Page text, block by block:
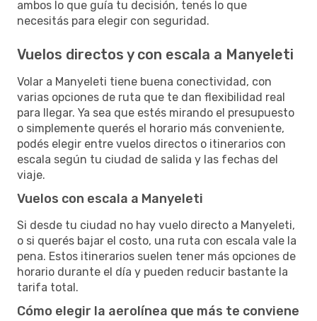
ambos lo que guía tu decisión, tenés lo que
necesitás para elegir con seguridad.
Vuelos directos y con escala a Manyeleti
Volar a Manyeleti tiene buena conectividad, con
varias opciones de ruta que te dan flexibilidad real
para llegar. Ya sea que estés mirando el presupuesto
o simplemente querés el horario más conveniente,
podés elegir entre vuelos directos o itinerarios con
escala según tu ciudad de salida y las fechas del
viaje.
Vuelos con escala a Manyeleti
Si desde tu ciudad no hay vuelo directo a Manyeleti,
o si querés bajar el costo, una ruta con escala vale la
pena. Estos itinerarios suelen tener más opciones de
horario durante el día y pueden reducir bastante la
tarifa total.
Cómo elegir la aerolínea que más te conviene